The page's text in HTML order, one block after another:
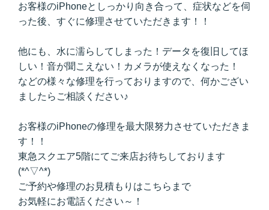
お客様のiPhoneとしっかり向き合って、症状などを伺
った後、すぐに修理させていただきます！！
他にも、水に濡らしてしまった！データを復旧してほ
しい！音が聞こえない！カメラが使えなくなった！
などの様々な修理を行っておりますので、何かござい
ましたらご相談ください♪
お客様のiPhoneの修理を最大限努力させていただきま
す！！
東急スクエア5階にてご来店お待ちしております
(*^▽^*)
ご予約や修理のお見積もりはこちらまで
お気軽にお電話ください～！